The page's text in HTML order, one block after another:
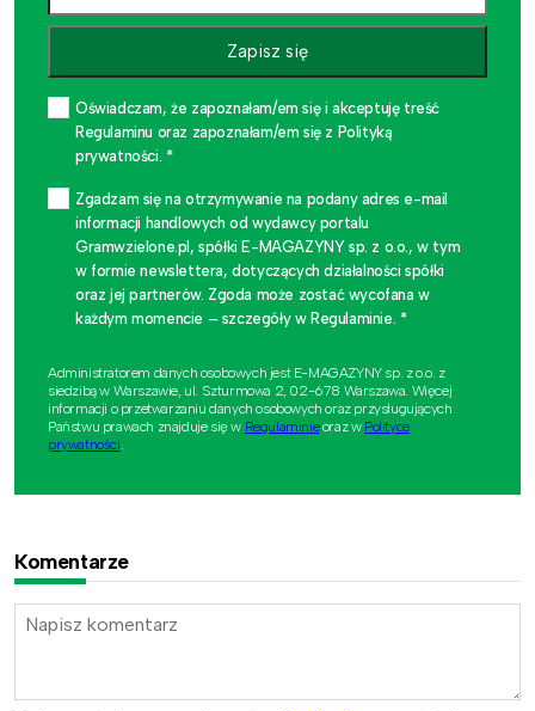
Zapisz się
Oświadczam, że zapoznałam/em się i akceptuję treść
Regulaminu oraz zapoznałam/em się z Polityką
prywatności. *
Zgadzam się na otrzymywanie na podany adres e-mail
informacji handlowych od wydawcy portalu
Gramwzielone.pl, spółki E-MAGAZYNY sp. z o.o., w tym
w formie newslettera, dotyczących działalności spółki
oraz jej partnerów. Zgoda może zostać wycofana w
każdym momencie – szczegóły w Regulaminie. *
Administratorem danych osobowych jest E-MAGAZYNY sp. z o.o. z
siedzibą w Warszawie, ul. Szturmowa 2, 02-678 Warszawa. Więcej
informacji o przetwarzaniu danych osobowych oraz przysługujących
Państwu prawach znajduje się w Regulaminieoraz w Polityce
prywatności.
Komentarze